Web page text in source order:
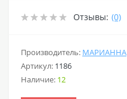
Отзывы: (0)
Производитель: МАРИАННА
Артикул: 1186
Наличие: 12